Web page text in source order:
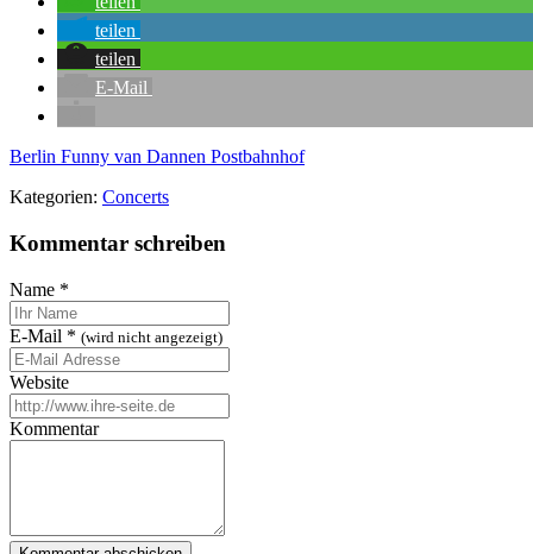
teilen
teilen
E-Mail
Berlin Funny van Dannen Postbahnhof
Kategorien: Concerts
Kommentar schreiben
Name *
E-Mail * (wird nicht angezeigt)
Website
Kommentar